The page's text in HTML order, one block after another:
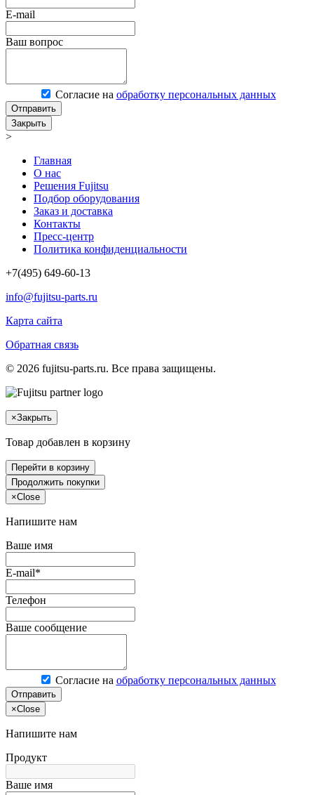
E-mail
Ваш вопрос
Согласие на обработку персональных данных
Отправить
Закрыть
>
Главная
О нас
Решения Fujitsu
Подбор оборудования
Заказ и доставка
Контакты
Пресс-центр
Политика конфиденциальности
+7(495) 649-60-13
info@fujitsu-parts.ru
Карта сайта
Обратная связь
© 2026 fujitsu-parts.ru. Все права защищены.
×Закрыть
Товар добавлен в корзину
Перейти в корзину
Продолжить покупки
×Close
Напишите нам
Ваше имя
E-mail*
Телефон
Ваше сообщение
Согласие на обработку персональных данных
Отправить
×Close
Напишите нам
Продукт
Ваше имя